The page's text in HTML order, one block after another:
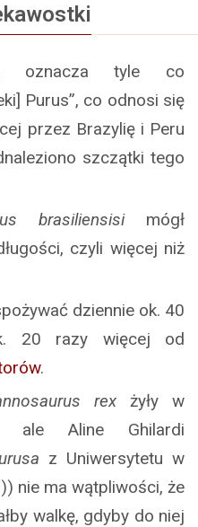
oznacza tyle co
Purus”, co odnosi się
przez Brazylię i Peru
szczątki tego
brasiliensisi mógł
czyli więcej niż
dziennie ok. 40
20 razy więcej od
.
rex żyły w
ale Aline Ghilardi
z Uniwersytetu w
nie ma wątpliwości, że
walkę, gdyby do niej